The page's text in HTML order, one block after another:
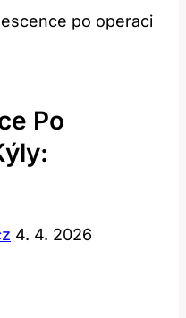
po operaci
Po
4. 4. 2026